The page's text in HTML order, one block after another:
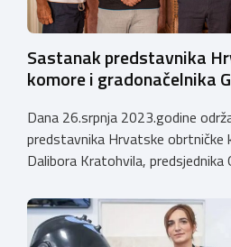
Sastanak predstavnika
komore i gradonačelnika
Dana 26.srpnja 2023.godine
predstavnika Hrvatske obrtničke
Dalibora Kratohvila, predsjednika
Emila Priskića, predsjednika
Dumičića sa gradonačelnikom